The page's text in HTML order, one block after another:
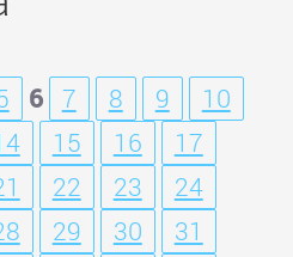
6 7 8 9
10
15 16
17
22 23
24
29 30
31